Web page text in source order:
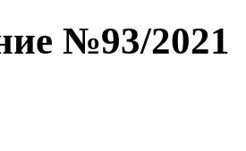
№93/2021